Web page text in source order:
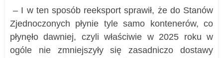
– I w ten sposób reeksport sprawił, że do Stanów
Zjednoczonych płynie tyle samo kontenerów, co
płynęło dawniej, czyli właściwie w 2025 roku w
ogóle nie zmniejszyły się zasadniczo dostawy